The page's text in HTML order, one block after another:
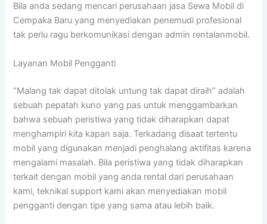
Bila anda sedang mencari perusahaan jasa Sewa Mobil di
Cempaka Baru yang menyediakan penemudi profesional
tak perlu ragu berkomunikasi dengan admin rentalanmobil.
Layanan Mobil Pengganti
“Malang tak dapat ditolak untung tak dapat diraih” adalah
sebuah pepatah kuno yang pas untuk menggambarkan
bahwa sebuah peristiwa yang tidak diharapkan dapat
menghampiri kita kapan saja. Terkadang disaat tertentu
mobil yang digunakan menjadi penghalang aktifitas karena
mengalami masalah. Bila peristiwa yang tidak diharapkan
terkait dengan mobil yang anda rental dari perusahaan
kami, teknikal support kami akan menyediakan mobil
pengganti dengan tipe yang sama atau lebih baik.